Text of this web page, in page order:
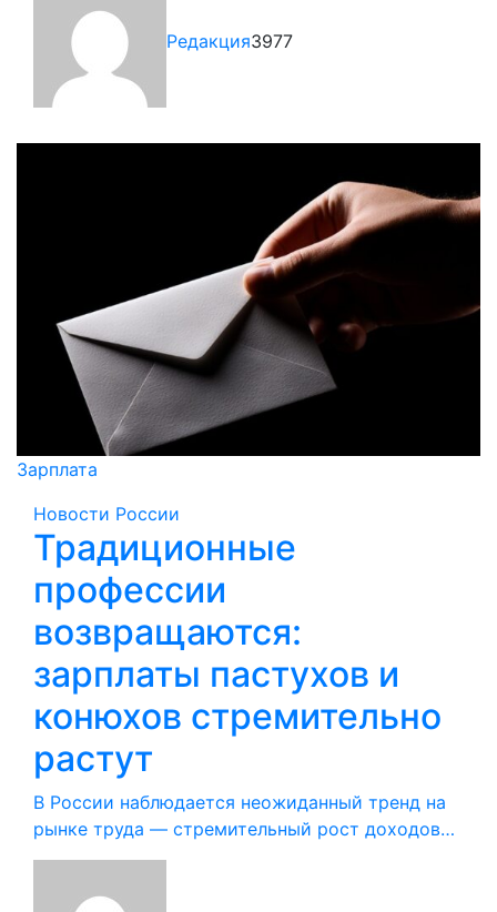
Редакция3977
Зарплата
Новости России
Традиционные
профессии
возвращаются:
зарплаты пастухов и
конюхов стремительно
растут
В России наблюдается неожиданный тренд на
рынке труда — стремительный рост доходов…